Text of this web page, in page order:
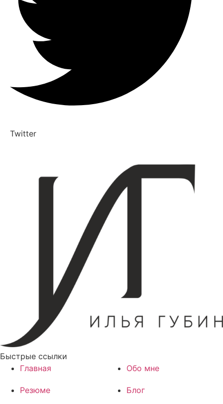
Twitter
Быстрые ссылки
Главная
Обо мне
Резюме Блог